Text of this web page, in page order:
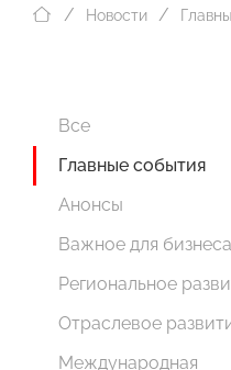
Новости
Все
Главные события
Анонсы
Важное для бизнеса
Региональное
Отраслевое
Международная